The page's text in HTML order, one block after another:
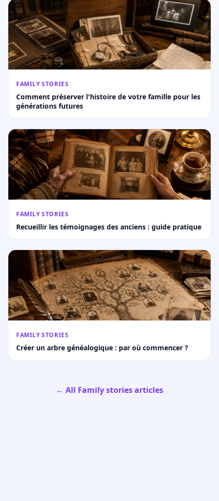
FAMILY STORIES
Comment préserver l'histoire de votre famille pour les
générations futures
FAMILY STORIES
Recueillir les témoignages des anciens : guide pratique
FAMILY STORIES
Créer un arbre généalogique : par où commencer ?
← All Family stories articles